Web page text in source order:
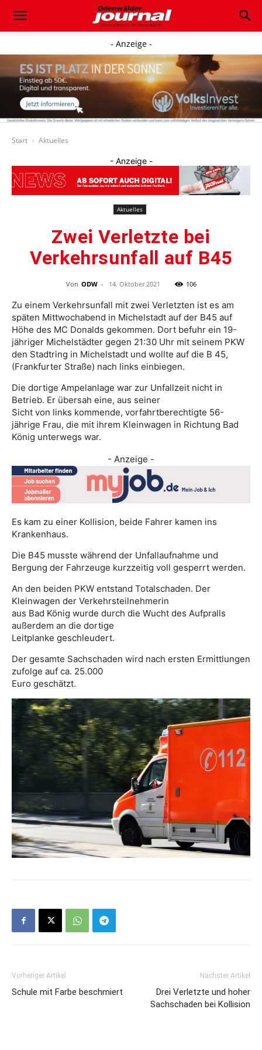
- Anzeige -
Start Aktuelles
- Anzeige -
Aktuelles
Zwei Verletzte bei
Verkehrsunfall auf B45
Von ODW - 14. Oktober 2021 106
Zu einem Verkehrsunfall mit zwei Verletzten ist es am
späten Mittwochabend in Michelstadt auf der B45 auf
Höhe des MC Donalds gekommen. Dort befuhr ein 19-
jähriger Michelstädter gegen 21:30 Uhr mit seinem PKW
den Stadtring in Michelstadt und wollte auf die B 45,
(Frankfurter Straße) nach links einbiegen.
Die dortige Ampelanlage war zur Unfallzeit nicht in
Betrieb. Er übersah eine, aus seiner
Sicht von links kommende, vorfahrtberechtigte 56-
jährige Frau, die mit ihrem Kleinwagen in Richtung Bad
König unterwegs war.
- Anzeige -
Es kam zu einer Kollision, beide Fahrer kamen ins
Krankenhaus.
Die B45 musste während der Unfallaufnahme und
Bergung der Fahrzeuge kurzzeitig voll gesperrt werden.
An den beiden PKW entstand Totalschaden. Der
Kleinwagen der Verkehrsteilnehmerin
aus Bad König wurde durch die Wucht des Aufpralls
außerdem an die dortige
Leitplanke geschleudert.
Der gesamte Sachschaden wird nach ersten Ermittlungen
zufolge auf ca. 25.000
Euro geschätzt.
Vorheriger Artikel
Schule mit Farbe beschmiert
Nächster Artikel
Drei Verletzte und hoher
Sachschaden bei Kollision